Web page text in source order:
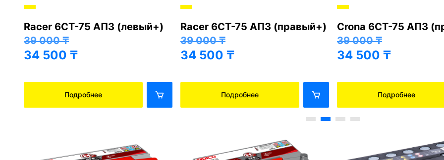
Racer 6СТ-75 АПЗ (левый+)
39 000₸
34 500 ₸
Подробнее
Racer 6СТ-75 АПЗ (правый+)
39 000₸
34 500 ₸
Подробнее
Crona 6СТ-75 АПЗ
39 000₸
34 500 ₸
Подробнее